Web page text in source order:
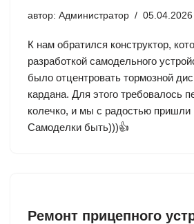
автор: Администратор 05.04.2026
К нам обратился конструктор,
разработкой самодельного
было отцентровать тормозной
кардана. Для этого требовалось
колечко, и мы с радостью
Самоделки быть)))👍
Ремонт прицепного